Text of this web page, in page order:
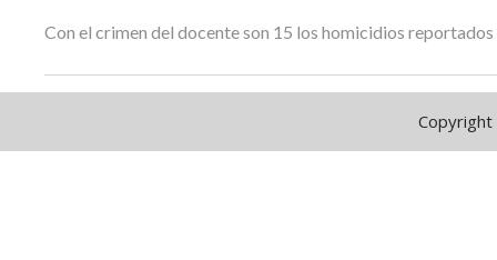
Con el crimen del docente son 15 los homicidios
Copyright